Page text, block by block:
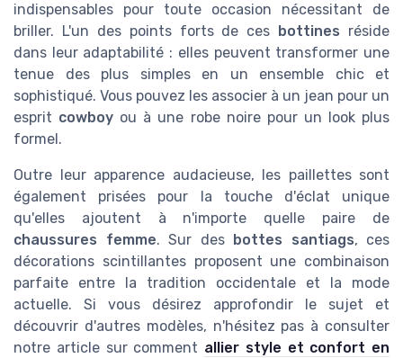
indispensables pour toute occasion nécessitant de
briller. L'un des points forts de ces
bottines réside
dans leur adaptabilité : elles peuvent transformer une
tenue des plus simples en un ensemble chic et
sophistiqué. Vous pouvez les associer à un jean pour un
esprit cowboy ou à une robe noire pour un look plus
formel.
Outre leur apparence audacieuse, les paillettes sont
également prisées pour la touche d'éclat unique
qu'elles ajoutent à n'importe quelle paire de
chaussures femme. Sur des bottes santiags, ces
décorations scintillantes proposent une combinaison
parfaite entre la tradition occidentale et la mode
actuelle. Si vous désirez approfondir le sujet et
découvrir d'autres modèles, n'hésitez pas à consulter
notre article sur comment allier style et confort en